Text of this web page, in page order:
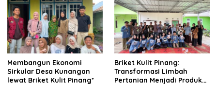
Membangun Ekonomi
Sirkular Desa Kunangan
lewat Briket Kulit Pinang*
Briket Kulit Pinang:
Transformasi Limbah
Pertanian Menjadi Produk